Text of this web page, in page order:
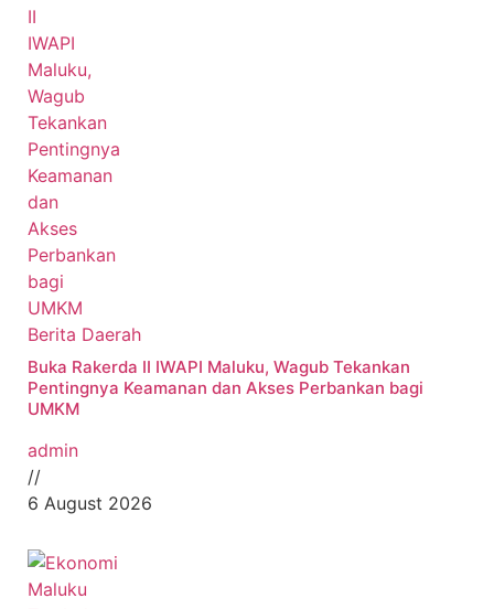
Berita Daerah
Buka Rakerda II IWAPI Maluku, Wagub Tekankan
Pentingnya Keamanan dan Akses Perbankan bagi
UMKM
admin
//
6 August 2026